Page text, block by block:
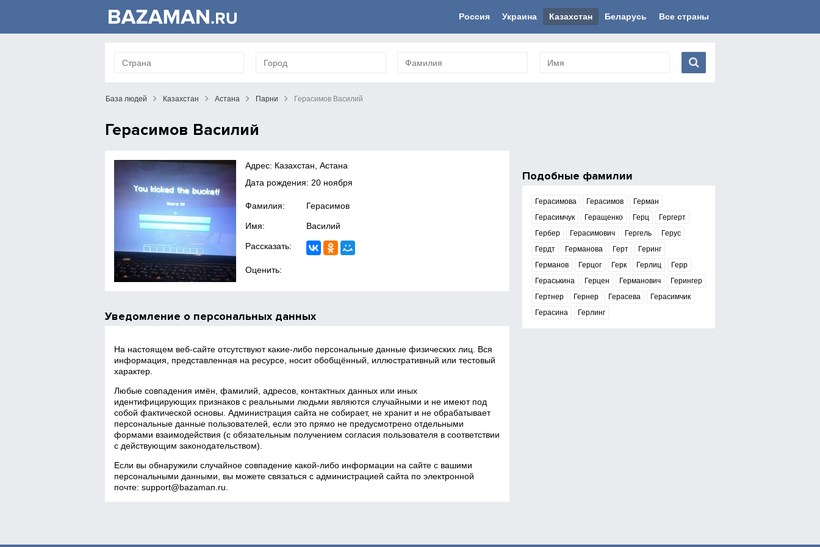
Россия Украина Казахстан Беларусь Все страны
База людей Казахстан Астана Парни Герасимов Василий
Герасимов Василий
Адрес: Казахстан, Астана
Дата рождения: 20 ноября
Фамилия: Герасимов
Имя: Василий
Рассказать:
Оценить:
Уведомление о персональных данных
На настоящем веб‑сайте отсутствуют какие‑либо персональные данные физических лиц. Вся
информация, представленная на ресурсе, носит обобщённый, иллюстративный или тестовый
характер.
Любые совпадения имён, фамилий, адресов, контактных данных или иных
идентифицирующих признаков с реальными людьми являются случайными и не имеют под
собой фактической основы. Администрация сайта не собирает, не хранит и не обрабатывает
персональные данные пользователей, если это прямо не предусмотрено отдельными
формами взаимодействия (с обязательным получением согласия пользователя в соответствии
с действующим законодательством).
Если вы обнаружили случайное совпадение какой‑либо информации на сайте с вашими
персональными данными, вы можете связаться с администрацией сайта по электронной
почте:support@bazaman.ru
Подобные фамилии
Герасимова Герасимов
Герман
Герасимчук
Геращенко Герц
Гергерт
Гербер
Герасимович Гергель
Герус
Гердт
Германова Герт
Геринг
Германов
Герцог Герк Герлиц
Герр
Гераськина
Герцен Германович
Герингер
Гертнер
Гернер Герасева
Герасимчик
Герасина
Герлинг